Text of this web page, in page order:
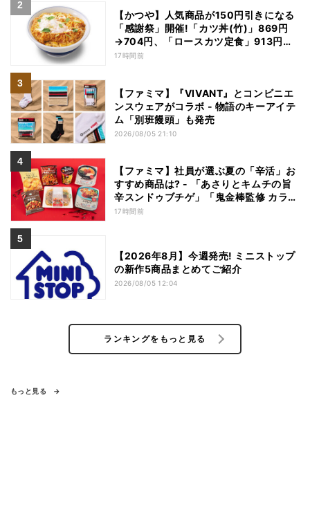
【かつや】人気商品が150円引きになる
「感謝祭」開催!「カツ丼(竹)」869円
→704円、「ロースカツ定食」913円
→748円に - 8日間限定
17時間前
【ファミマ】『VIVANT』とコンビニエ
ンスウェアがコラボ - 物語のキーアイテ
ム「別班饅頭」も発売
2026/08/05 21:10
【ファミマ】社員が選ぶ夏の「辛活」お
すすめ商品は? - 「あさりとキムチの旨
辛スンドゥブチゲ」「鬼金棒監修 カラシ
ビ焼き味噌らー麺」「辛さがやみつき!
17時間前
【2026年8月】今週発売! ミニストップ
の新作5商品まとめてご紹介
2026/08/05 12:04
ランキングをもっと見る
もっと見る